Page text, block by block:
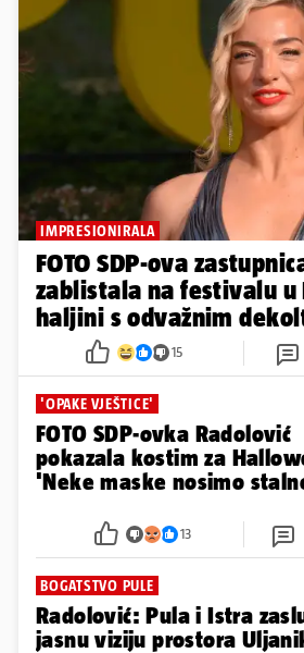
IMPRESIONIRALA
FOTO SDP-ova
zablistala na festivalu u
haljini s odvažnim
15
'OPAKE VJEŠTICE'
FOTO SDP-ovka Radolović
pokazala kostim za
'Neke maske nosimo
13
BOGATSTVO PULE
Radolović: Pula i Istra
jasnu viziju prostora